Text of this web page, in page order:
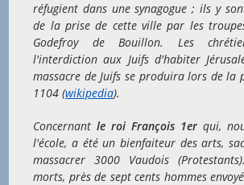
réfugient dans une synagogue ; ils y
de la prise de cette ville par les
Godefroy de Bouillon. Les
l'interdiction aux Juifs d'habiter
massacre de Juifs se produira lors de la
1104 (wikipedia).
Concernantle roi François 1er qui,
l'école, a été un bienfaiteur des arts,
massacrer 3000 Vaudois
morts, près de sept cents hommes